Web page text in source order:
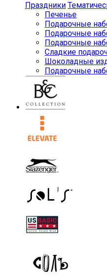
Праздники
Печенье
Подарочные
Подарочные
Подарочные
Сладкие
Шоколадные
Подарочные